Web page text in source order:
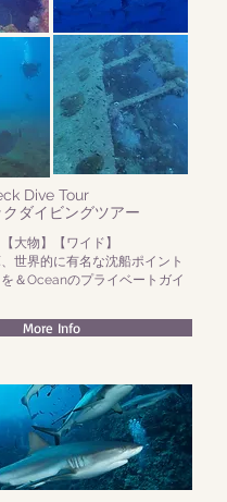
Dive Tour​
ダイビングツアー
大物】【ワイド】
世界的に有名な沈船ポイント
＆Oceanのプライベートガイ
More Info